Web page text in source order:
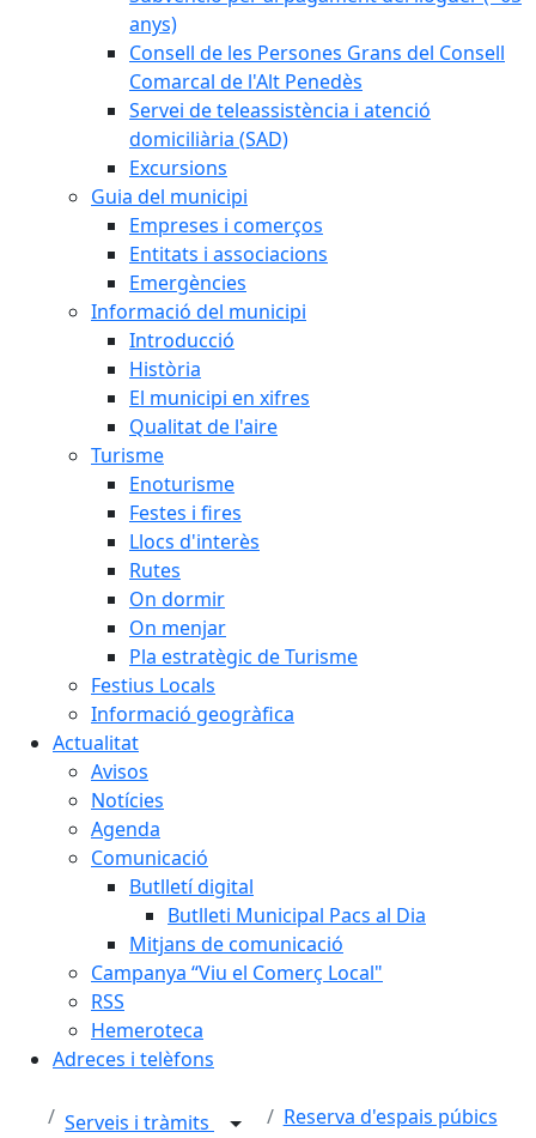
anys)
Consell de les Persones Grans del Consell
Comarcal de l'Alt Penedès
Servei de teleassistència i atenció
domiciliària (SAD)
Excursions
Guia del municipi
Empreses i comerços
Entitats i associacions
Emergències
Informació del municipi
Introducció
Història
El municipi en xifres
Qualitat de l'aire
Turisme
Enoturisme
Festes i fires
Llocs d'interès
Rutes
On dormir
On menjar
Pla estratègic de Turisme
Festius Locals
Informació geogràfica
Actualitat
Avisos
Notícies
Agenda
Comunicació
Butlletí digital
Butlleti Municipal Pacs al Dia
Mitjans de comunicació
Campanya “Viu el Comerç Local"
RSS
Hemeroteca
Adreces i telèfons
Serveis i tràmits Reserva d'espais púbics